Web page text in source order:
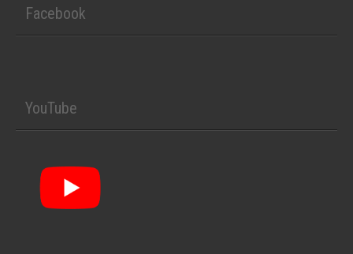
Facebook
YouTube